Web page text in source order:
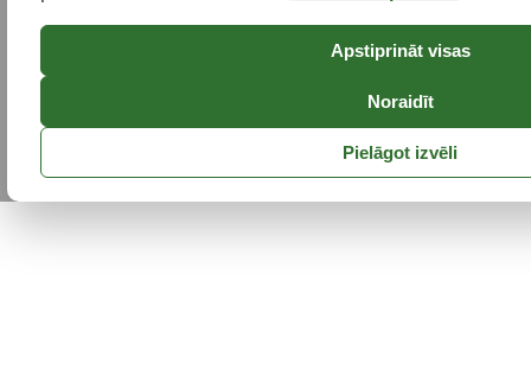
Apstiprināt visas
Noraidīt
Pielāgot izvēli